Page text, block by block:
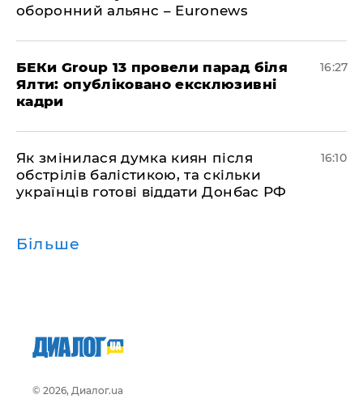
оборонний альянс – Euronews
БЕКи Group 13 провели парад біля
Ялти: опубліковано ексклюзивні
кадри
16:27
Як змінилася думка киян після
обстрілів балістикою, та скільки
українців готові віддати Донбас РФ
16:10
Більше
© 2026, Диалог.ua